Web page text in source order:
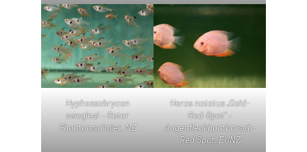
Hyphessobrycon
sweglesi – Roter
Phantomsalmler, NZ
Heros notatus „Gold-
Red-Spot“ –
Augenfleckbuntbarsch-
Red Spot, EUNZ